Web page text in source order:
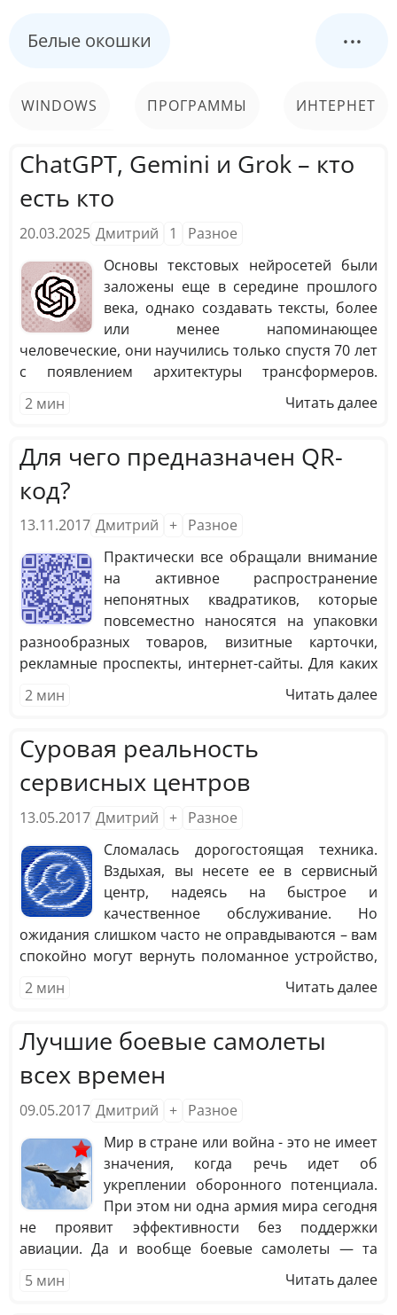
Белые окошки ...
WINDOWS ПРОГРАММЫ ИНТЕРНЕТ
КОМПЬЮТЕР
ChatGPT, Gemini и Grok – кто
есть кто
20.03.2025 Дмитрий 1
Разное
Основы текстовых нейросетей были
заложены еще в середине прошлого
века, однако создавать тексты, более
или менее напоминающее
человеческие, они научились только спустя 70 лет
с появлением архитектуры трансформеров.
Сегодня существует несколько десятков текстовых
нейронок, но наибольшей популярностью
широкое распространение получила YandexGPT.
2 мин Читать далее
Для чего предназначен QR-
код?
13.11.2017 Дмитрий + Разное
Практически все обращали внимание
на активное распространение
непонятных квадратиков, которые
повсеместно наносятся на упаковки
разнообразных товаров, визитные карточки,
рекламные проспекты, интернет-сайты. Для каких
же целей предназначены эти квадратики и что в
них зашифровано? Эти странные черные
штрих кодом и имеют название QR-код. Их
Восходящего Солнца Denso-Wave.
2 мин Читать далее
Суровая реальность
сервисных центров
13.05.2017 Дмитрий + Разное
Сломалась дорогостоящая техника.
Вздыхая, вы несете ее в сервисный
центр, надеясь на быстрое и
качественное обслуживание. Но
ожидания слишком часто не оправдываются – вам
спокойно могут вернуть поломанное устройство,
а в худшем случае еще и украсть ценные запчасти.
Чтобы не нарваться на таких халтурщиков и
у них о качестве ремонта и обслуживания. Они, в
вы можете столкнуться при обращении…
2 мин Читать далее
Лучшие боевые самолеты
всех времен
09.05.2017 Дмитрий + Разное
Мир в стране или война - это не имеет
значения, когда речь идет об
укреплении оборонного потенциала.
При этом ни одна армия мира сегодня
не проявит эффективности без поддержки
авиации. Да и вообще боевые самолеты — та
составляющая, которая способна в корне
перевернуть ход военных действий в одну или
5 мин Читать далее